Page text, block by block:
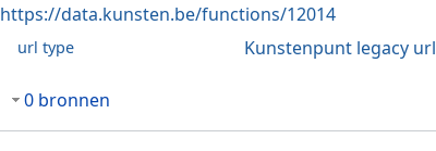
https://data.kunsten.be/functions/12014
url type Kunstenpunt legacy url
0 bronnen